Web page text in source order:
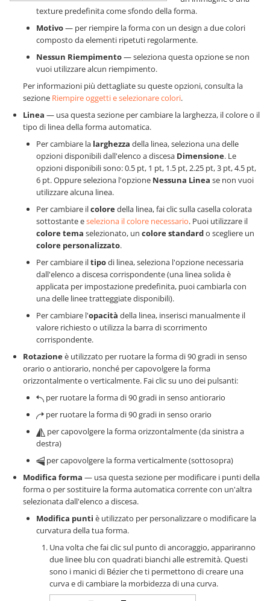
texture predefinita come sfondo della forma.
Motivo— per riempire la forma con un design a due colori
composto da elementi ripetuti regolarmente.
Nessun Riempimento— seleziona questa opzione se non
vuoi utilizzare alcun riempimento.
Per informazioni più dettagliate su queste opzioni, consulta la
sezione Riempire oggetti e selezionare colori.
Linea — usa questa sezione per cambiare la larghezza, il colore o il
tipo di linea della forma automatica.
Per cambiare la larghezza della linea, seleziona una delle
opzioni disponibili dall'elenco a discesa Dimensione. Le
opzioni disponibili sono: 0.5 pt, 1 pt, 1.5 pt, 2.25 pt, 3 pt, 4.5 pt,
6 pt. Oppure seleziona l'opzione Nessuna Linea se non vuoi
utilizzare alcuna linea.
Per cambiare ilcoloredella linea, fai clic sulla casella colorata
sottostante eseleziona il colore necessario. Puoi utilizzare il
colore tema selezionato, un colore standardo scegliere un
colore personalizzato.
Per cambiare iltipodi linea, seleziona l'opzione necessaria
dall'elenco a discesa corrispondente (una linea solida è
applicata per impostazione predefinita, puoi cambiarla con
una delle linee tratteggiate disponibili).
Per cambiare l'opacità della linea, inserisci manualmente il
valore richiesto o utilizza la barra di scorrimento
corrispondente.
Rotazioneè utilizzato per ruotare la forma di 90 gradi in senso
orario o antiorario, nonché per capovolgere la forma
orizzontalmente o verticalmente. Fai clic su uno dei pulsanti:
per ruotare la forma di 90 gradi in senso antiorario
per ruotare la forma di 90 gradi in senso orario
per capovolgere la forma orizzontalmente (da sinistra a
destra)
per capovolgere la forma verticalmente (sottosopra)
Modifica forma — usa questa sezione per modificare i punti della
forma o per sostituire la forma automatica corrente con un'altra
selezionata dall'elenco a discesa.
Modifica punti è utilizzato per personalizzare o modificare la
curvatura della tua forma.
Una volta che fai clic sul punto di ancoraggio, appariranno
due linee blu con quadrati bianchi alle estremità. Questi
sono i manici di Bézier che ti permettono di creare una
curva e di cambiare la morbidezza di una curva.